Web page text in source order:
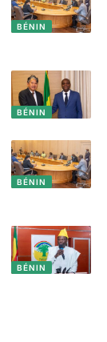
BÉNIN
BÉNIN
BÉNIN
BÉNIN